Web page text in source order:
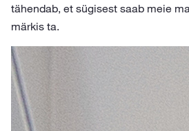
tähendab, et sügisest saab meie
märkis ta.